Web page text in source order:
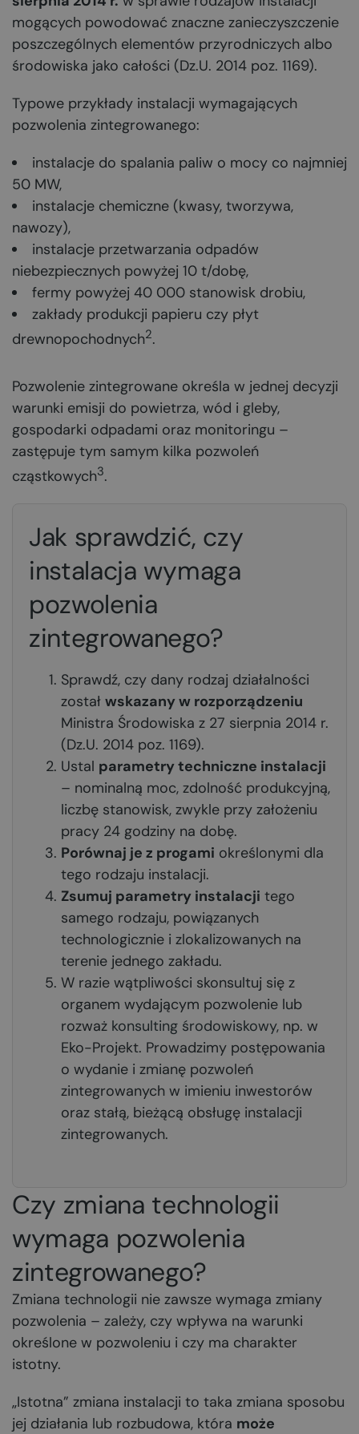
mogących powodować znaczne zanieczyszczenie
poszczególnych elementów przyrodniczych albo
środowiska jako całości (Dz.U. 2014 poz. 1169).
Typowe przykłady instalacji wymagających
pozwolenia zintegrowanego:
instalacje do spalania paliw o mocy co najmniej
50 MW,
instalacje chemiczne (kwasy, tworzywa,
nawozy),
instalacje przetwarzania odpadów
niebezpiecznych powyżej 10 t/dobę,
fermy powyżej 40 000 stanowisk drobiu,
zakłady produkcji papieru czy płyt
drewnopochodnych2.
Pozwolenie zintegrowane określa w jednej decyzji
warunki emisji do powietrza, wód i gleby,
gospodarki odpadami oraz monitoringu –
zastępuje tym samym kilka pozwoleń
cząstkowych3.
Jak sprawdzić, czy
instalacja wymaga
pozwolenia
zintegrowanego?
Sprawdź, czy dany rodzaj działalności
został wskazany w rozporządzeniu
Ministra Środowiska z 27 sierpnia 2014 r.
(Dz.U. 2014 poz. 1169).
Ustal parametry techniczne instalacji
– nominalną moc, zdolność produkcyjną,
liczbę stanowisk, zwykle przy założeniu
pracy 24 godziny na dobę.
Porównaj je z progami określonymi dla
tego rodzaju instalacji.
Zsumuj parametry instalacji tego
samego rodzaju, powiązanych
technologicznie i zlokalizowanych na
terenie jednego zakładu.
W razie wątpliwości skonsultuj się z
organem wydającym pozwolenie lub
rozważ konsulting środowiskowy, np. w
Eko-Projekt. Prowadzimy postępowania
o wydanie i zmianę pozwoleń
zintegrowanych w imieniu inwestorów
oraz stałą, bieżącą obsługę instalacji
zintegrowanych.
Czy zmiana technologii
wymaga pozwolenia
zintegrowanego?
Zmiana technologii nie zawsze wymaga zmiany
pozwolenia – zależy, czy wpływa na warunki
określone w pozwoleniu i czy ma charakter
istotny.
„Istotna” zmiana instalacji to taka zmiana sposobu
jej działania lub rozbudowa, która może